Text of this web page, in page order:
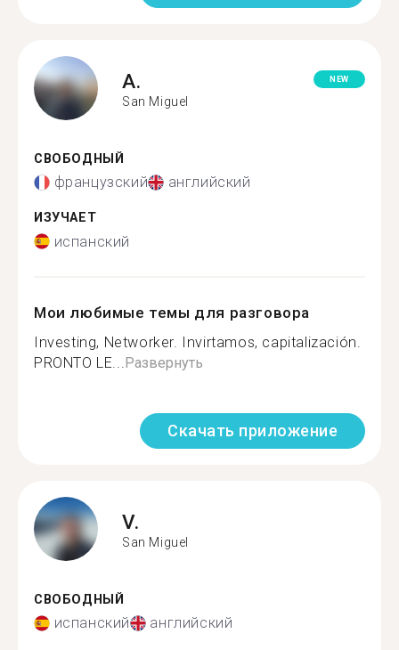
A.
San Miguel
NEW
СВОБОДНЫЙ
французский английский
ИЗУЧАЕТ
испанский
Мои любимые темы для разговора
Investing, Networker. Invirtamos, capitalización.
PRONTO LE... Развернуть
Скачать приложение
V.
San Miguel
СВОБОДНЫЙ
испанский английский